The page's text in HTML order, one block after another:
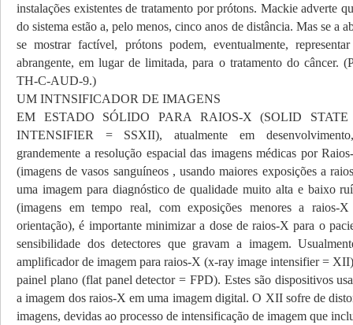
instalações existentes de tratamento por prótons. Mackie adverte
do sistema estão a, pelo menos, cinco anos de distância. Mas se a
se mostrar factível, prótons podem, eventualmente,
abrangente, em lugar de limitada, para o tratamento do câncer.
TH-C-AUD-9.)
UM INTNSIFICADOR DE IMAGENS
EM ESTADO SÓLIDO PARA RAIOS-X (SOLID
INTENSIFIER = SSXII), atualmente em
grandemente a resolução espacial das imagens médicas por
(imagens de vasos sanguíneos , usando maiores exposições a
uma imagem para diagnóstico de qualidade muito alta e baixo
(imagens em tempo real, com exposições menores a raios-
orientação), é importante minimizar a dose de raios-X para o
sensibilidade dos detectores que gravam a imagem.
amplificador de imagem para raios-X (x-ray image intensifier =
painel plano (flat panel detector = FPD). Estes são dispositivos
a imagem dos raios-X em uma imagem digital. O XII sofre de
imagens, devidas ao processo de intensificação de imagem que